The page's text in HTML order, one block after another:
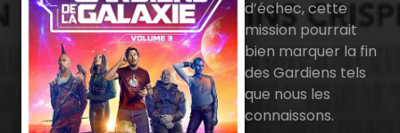
d’échec, cette
mission pourrait
bien marquer la fin
des Gardiens tels
que nous les
connaissons.